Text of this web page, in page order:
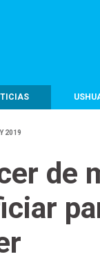
2019
de